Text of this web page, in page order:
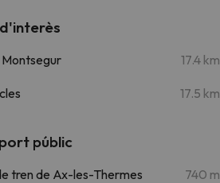
17.4 km
17.5 km
públic
tren de Ax-les-Thermes 740 m